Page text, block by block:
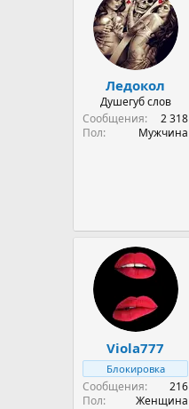
Ледокол
Душегуб слов
Сообщения
2 318
Пол
Мужчина
Viola777
Блокировка
Сообщения
216
Пол
Женщина